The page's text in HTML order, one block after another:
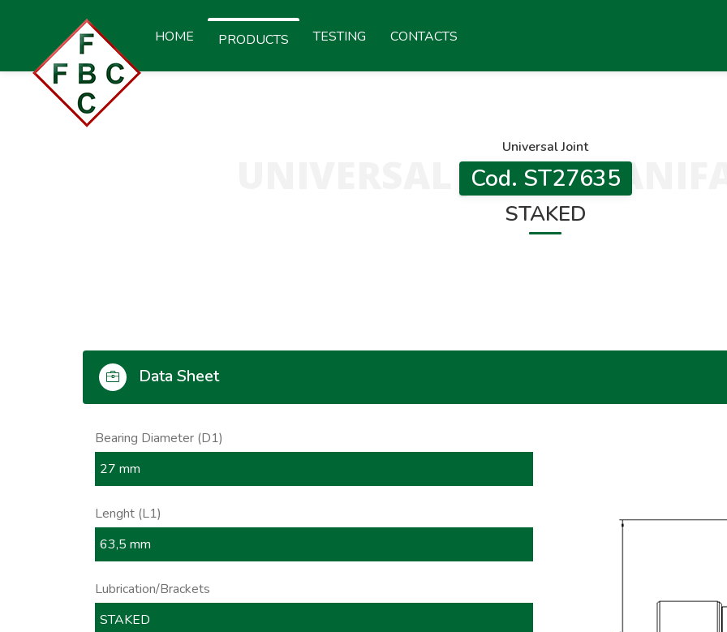
HOME PRODUCTS TESTING CONTACTS
Universal Joint
Cod. ST27635
STAKED
UNIVERSAL JOINT
Data Sheet
Bearing Diameter (D1)
27 mm
Lenght (L1)
63,5 mm
Lubrication/Brackets
STAKED